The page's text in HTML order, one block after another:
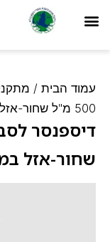
הבית /מתקנים
אזל